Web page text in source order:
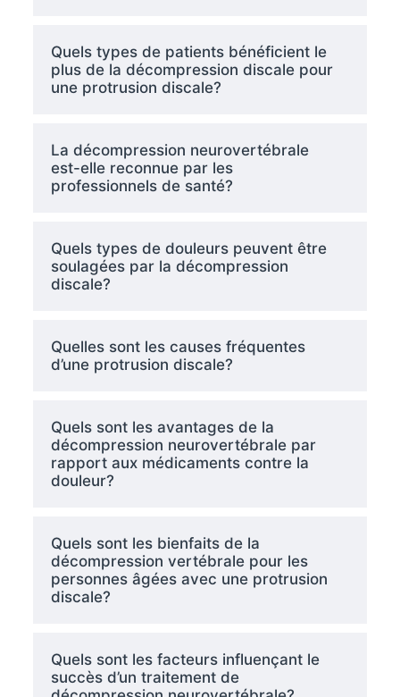
Quels types de patients bénéficient le
plus de la décompression discale pour
une protrusion discale?
La décompression neurovertébrale
est-elle reconnue par les
professionnels de santé?
Quels types de douleurs peuvent être
soulagées par la décompression
discale?
Quelles sont les causes fréquentes
d’une protrusion discale?
Quels sont les avantages de la
décompression neurovertébrale par
rapport aux médicaments contre la
douleur?
Quels sont les bienfaits de la
décompression vertébrale pour les
personnes âgées avec une protrusion
discale?
Quels sont les facteurs influençant le
succès d’un traitement de